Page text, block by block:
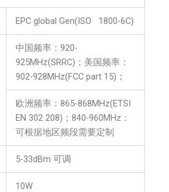
EPC global Gen(ISO 1800-6C)
中国频率：920-
925MHz(SRRC)；美国频率：
902-928MHz(FCC part 15)；
欧洲频率：865-868MHz(ETSI
EN 302 208)；840-960MHz：
可根据地区频段需要定制
5-33dBm 可调
10W